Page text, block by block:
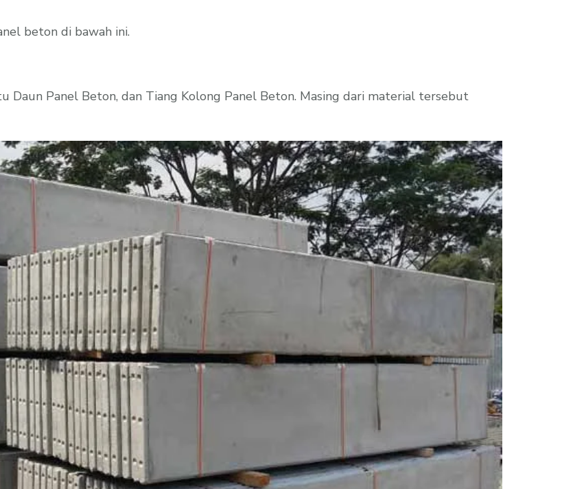
beton di bawah ini.
Daun Panel Beton, dan Tiang Kolong Panel Beton. Masing dari material tersebut